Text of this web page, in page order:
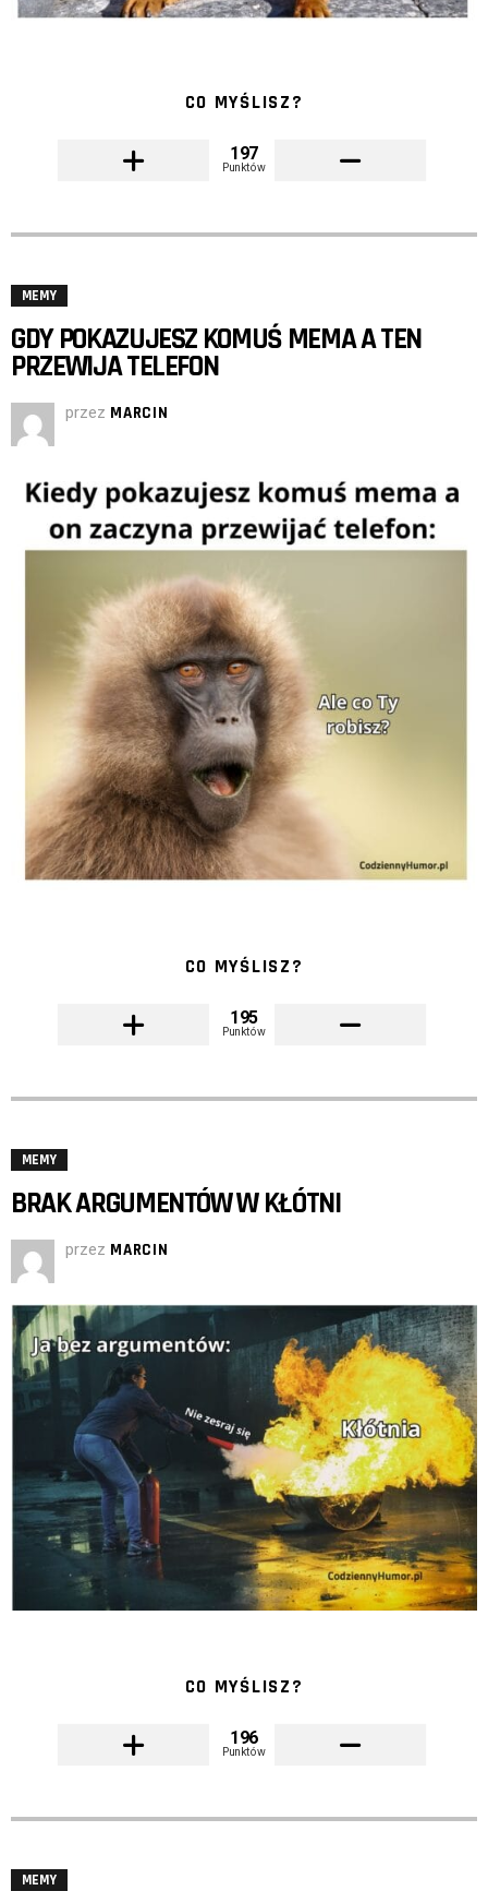
CO MYŚLISZ?
197
Punktów
MEMY
GDY POKAZUJESZ KOMUŚ MEMA A TEN
PRZEWIJA TELEFON
przez MARCIN
CO MYŚLISZ?
195
Punktów
MEMY
BRAK ARGUMENTÓW W KŁÓTNI
przez MARCIN
CO MYŚLISZ?
196
Punktów
MEMY